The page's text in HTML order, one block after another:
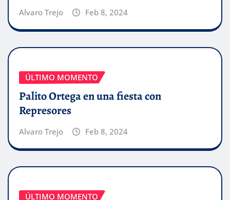
Alvaro Trejo Feb 8, 2024
ÚLTIMO MOMENTO
Palito Ortega en una fiesta con
Represores
Alvaro Trejo Feb 8, 2024
ÚLTIMO MOMENTO